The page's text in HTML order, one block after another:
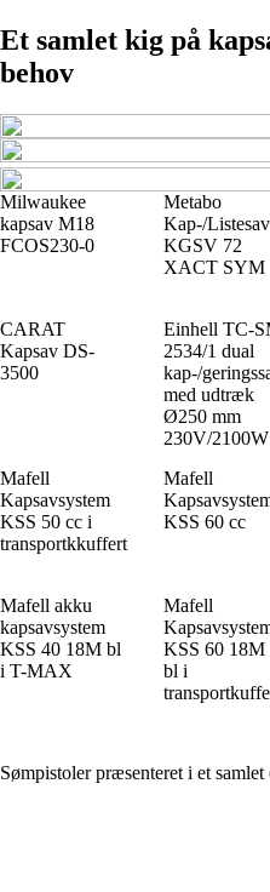
Et samlet kig på
behov
Milwaukee
kapsav M18
FCOS230-0
Metabo
Kap-/Listesav
KGSV 72
XACT SYM
CARAT
Kapsav DS-
3500
Einhell TC-
2534/1 dual
kap-/
med udtræk
Ø250 mm
230V/2100W
Mafell
Kapsavsystem
KSS 50 cc i
transportkkuffert
Mafell
KSS 60 cc
Mafell akku
kapsavsystem
KSS 40 18M bl
i T-MAX
Mafell
KSS 60 18M
bl i
Sømpistoler præsenteret i et